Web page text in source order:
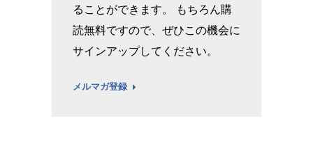
ることができます。 もちろん購
読無料ですので、ぜひこの機会に
サインアップしてください。
メルマガ登録